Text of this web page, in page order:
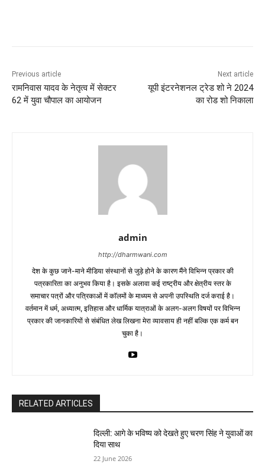
Previous article
रामनिवास यादव के नेतृत्व में सेक्टर
62 में युवा चौपाल का आयोजन
Next article
यूपी इंटरनेशनल ट्रेड शो ने 2024
का रोड शो निकाला
admin
http://dharmwani.com
देश के कुछ जाने-माने मीडिया संस्थानों से जुड़े होने के कारण मैंने विभिन्न प्रकार की
पत्रकारिता का अनुभव किया है। इसके अलावा कई राष्ट्रीय और क्षेत्रीय स्तर के
समाचार पत्रों और पत्रिकाओं में काॅलमों के माध्यम से अपनी उपस्थिति दर्ज कराई है।
वर्तमान में धर्म, अध्यात्म, इतिहास और धार्मिक यात्राओं के अलग-अलग विषयों पर विभिन्न
प्रकार की जानकारियों से संबंधित लेख लिखना मेरा व्यावसाय ही नहीं बल्कि एक कर्म बन
चुका है।
RELATED ARTICLES
दिल्ली: आगे के भविष्य को देखते हुए चरण सिंह ने युवाओं का
दिया साथ
22 June 2026